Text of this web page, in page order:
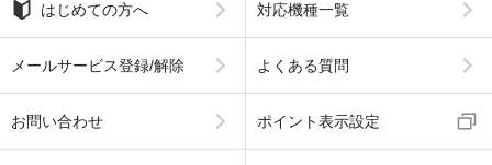
はじめての方へ 対応機種一覧
メールサービス登録/解除 よくある質問
お問い合わせ ポイント表示設定